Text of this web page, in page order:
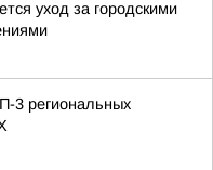
уход за городскими
3 региональных